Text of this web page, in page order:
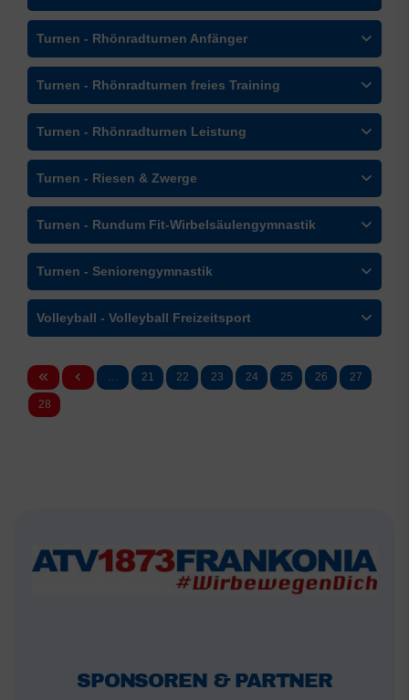
Turnen - Rhönradturnen Anfänger
Turnen - Rhönradturnen freies Training
Turnen - Rhönradturnen Leistung
Turnen - Riesen & Zwerge
Turnen - Rundum Fit-Wirbelsäulengymnastik
Turnen - Seniorengymnastik
Volleyball - Volleyball Freizeitsport
21 22 23 24 25 26 27
28
SPONSOREN & PARTNER